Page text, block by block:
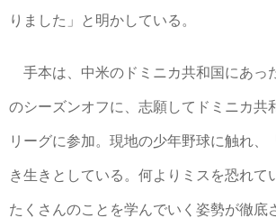
りました」と明かしている。
手本は、中米のドミニカ共和国にあっ
のシーズンオフに、志願してドミニカ共
リーグに参加。現地の少年野球に触れ、
き生きとしている。何よりミスを恐れて
たくさんのことを学んでいく姿勢が徹底